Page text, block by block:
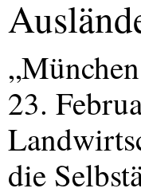
23.
die